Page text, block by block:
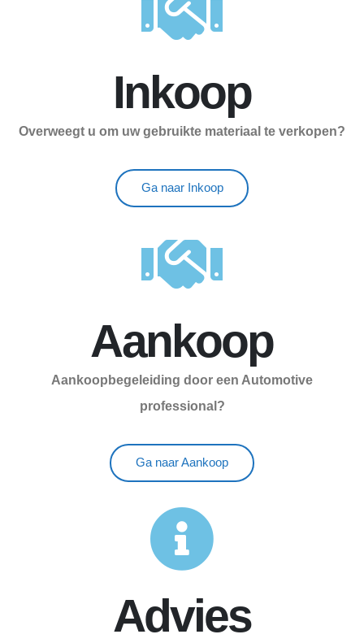
Inkoop
Overweegt u om uw gebruikte materiaal te verkopen?
Ga naar Inkoop
Aankoop
Aankoopbegeleiding door een Automotive
professional?
Ga naar Aankoop
Advies